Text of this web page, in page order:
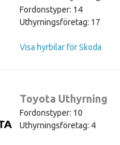
Fordonstyper: 14
Uthyrningsföretag: 17
Visa hyrbilar för Skoda
Toyota Uthyrning
Fordonstyper: 10
Uthyrningsföretag: 4